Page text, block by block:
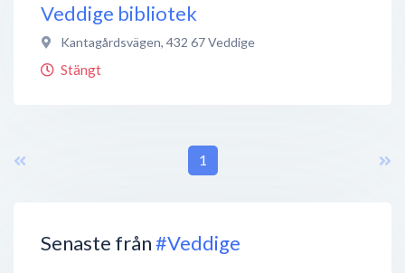
Senaste från#Veddige
Veddige bibliotek
Kantagårdsvägen, 432 67Veddige
Stängt
1